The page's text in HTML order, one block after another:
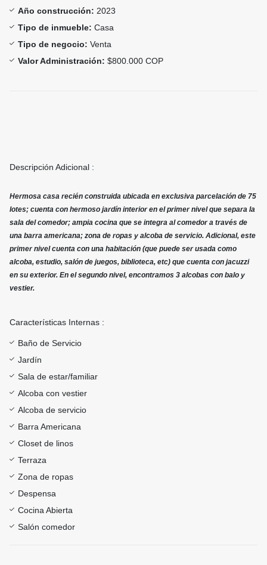
Año construcción: 2023
Tipo de inmueble: Casa
Tipo de negocio: Venta
Valor Administración: $800.000 COP
Descripción Adicional :
Hermosa casa recién construida ubicada en exclusiva parcelación de 75
lotes; cuenta con hermoso jardín interior en el primer nivel que separa la
sala del comedor; ampia cocina que se integra al comedor a través de
una barra americana; zona de ropas y alcoba de servicio. Adicional, este
primer nivel cuenta con una habitación (que puede ser usada como
alcoba, estudio, salón de juegos, biblioteca, etc) que cuenta con jacuzzi
en su exterior. En el segundo nivel, encontramos 3 alcobas con balo y
vestier.
Características Internas :
Baño de Servicio
Jardín
Sala de estar/familiar
Alcoba con vestier
Alcoba de servicio
Barra Americana
Closet de linos
Terraza
Zona de ropas
Despensa
Cocina Abierta
Salón comedor